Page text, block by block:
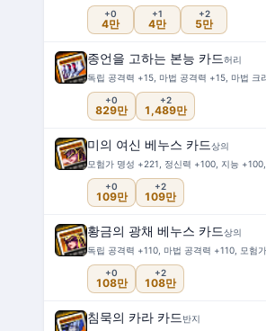
+0
4만
+1
4만
+2
5만
종언을 고하는 본능 카드허리
독립 공격력 +15, 마법 공격력 +15, 마법
+0
829만
+2
1,489만
미의 여신 베누스 카드상의
모험가 명성 +221, 정신력 +100, 지능
+0
109만
+2
109만
황금의 광채 베누스 카드상의
독립 공격력 +110, 마법 공격력 +110, 모험
+0
108만
+2
108만
침묵의 카라 카드 반지